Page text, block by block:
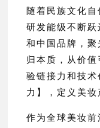
随着民族文化自
研发能级不断
和中国品牌，聚
归本质，从价
验链接力和技
力】，定义美妆
作为全球美妆前